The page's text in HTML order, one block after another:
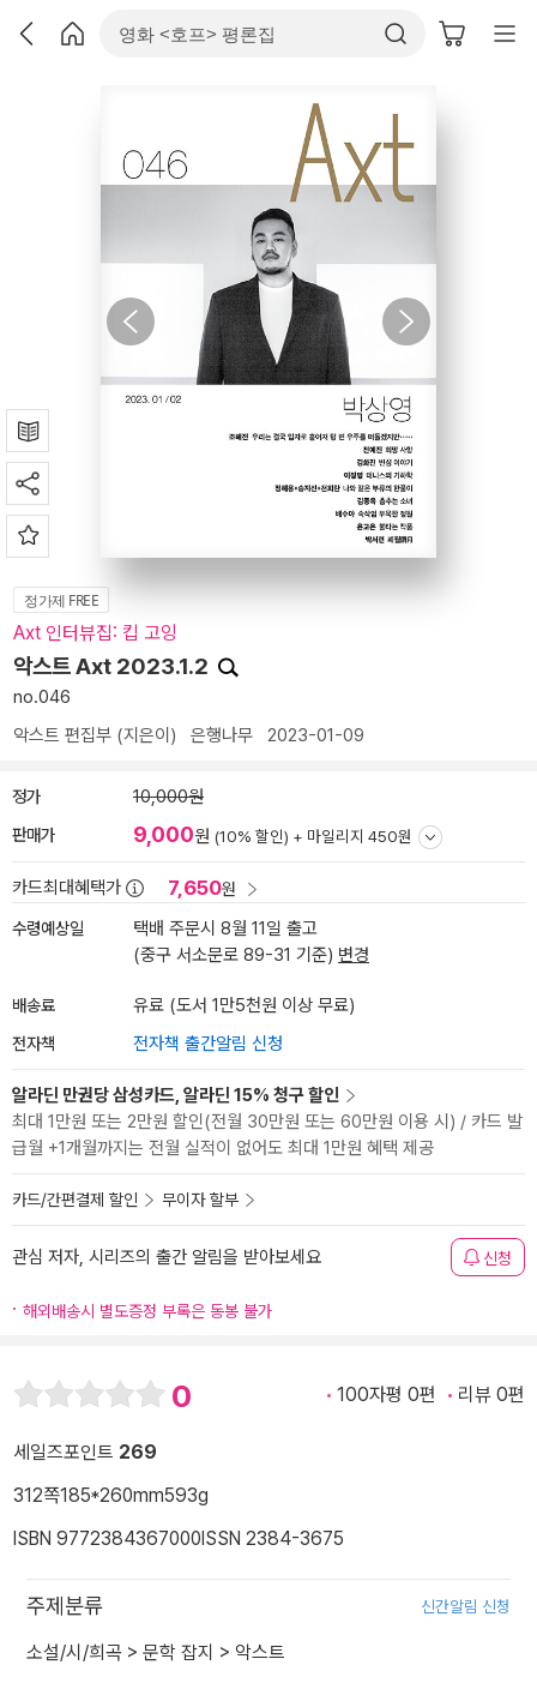
정가제 FREE
Axt 인터뷰집: 킵 고잉
악스트 Axt 2023.1.2
no.046
악스트 편집부 (지은이) 은행나무 2023-01-09
정가 10,000원
판매가 9,000원 (10% 할인) + 마일리지 450원
카드최대혜택가 7,650원
수령예상일
택배 주문시 8월 11일 출고
(중구 서소문로 89-31 기준) 변경
배송료 유료 (도서 1만5천원 이상 무료)
전자책 전자책 출간알림 신청
알라딘 만권당 삼성카드, 알라딘 15% 청구 할인
최대 1만원 또는 2만원 할인(전월 30만원 또는 60만원 이용 시) / 카드 발
급월 +1개월까지는 전월 실적이 없어도 최대 1만원 혜택 제공
카드/간편결제 할인 무이자 할부
관심 저자, 시리즈의 출간 알림을 받아보세요 신청
해외배송시 별도증정 부록은 동봉 불가
0 100자평 0편 리뷰 0편
세일즈포인트 269
312쪽185*260mm593g
ISBN 9772384367000 ISSN 2384-3675
주제분류 신간알림 신청
소설/시/희곡 > 문학 잡지 > 악스트